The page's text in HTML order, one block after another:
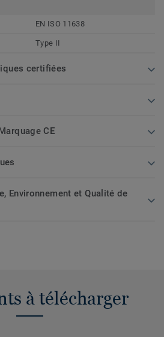
EN ISO 11638
Type II
certifiées
CE
Environnement et Qualité de
à télécharger